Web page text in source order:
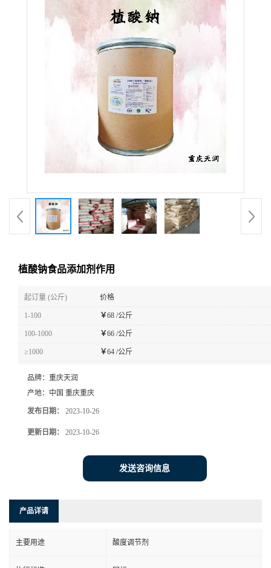
植酸钠食品添加剂作用
起订量 (公斤) 价格
1-100 ￥68 /公斤
100-1000 ￥66 /公斤
≥1000 ￥64 /公斤
品牌： 重庆天润
产地： 中国 重庆重庆
发布日期： 2023-10-26
更新日期： 2023-10-26
发送咨询信息
产品详请
主要用途 酸度调节剂